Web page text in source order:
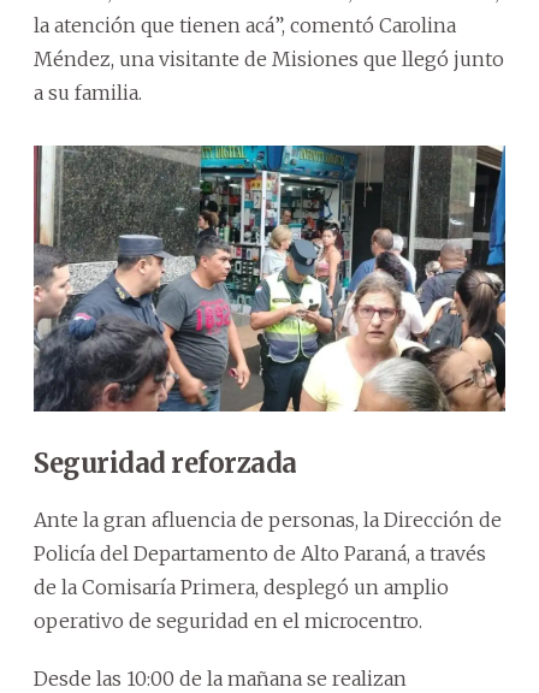
la atención que tienen acá”, comentó Carolina
Méndez, una visitante de Misiones que llegó junto
a su familia.
Seguridad reforzada
Ante la gran afluencia de personas, la Dirección de
Policía del Departamento de Alto Paraná, a través
de la Comisaría Primera, desplegó un amplio
operativo de seguridad en el microcentro.
Desde las 10:00 de la mañana se realizan